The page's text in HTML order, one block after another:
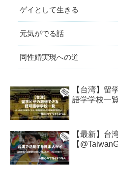
ゲイとして生きる
元気がでる話
同性婚実現への道
【台湾】留
語学学校一
【最新】台
【